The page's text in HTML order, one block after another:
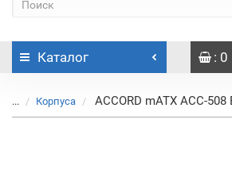
Каталог : 0
... Корпуса ACCORD mATX ACC-508